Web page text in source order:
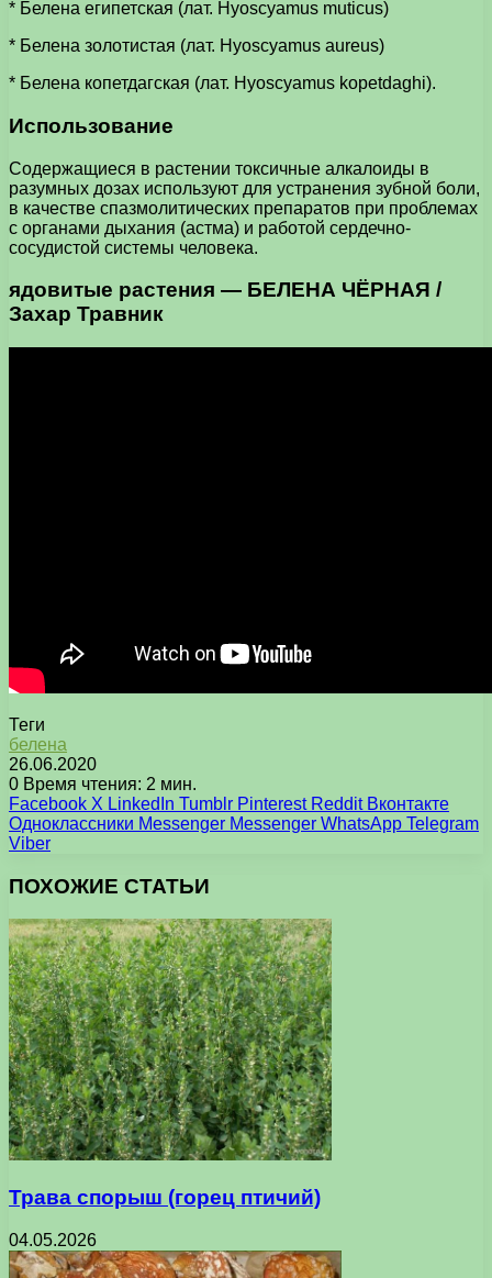
* Белена египетская (лат. Hyoscyamus muticus)
* Белена золотистая (лат. Hyoscyamus aureus)
* Белена копетдагская (лат. Hyoscyamus kopetdaghi).
Использование
Содержащиеся в растении токсичные алкалоиды в
разумных дозах используют для устранения зубной боли,
в качестве спазмолитических препаратов при проблемах
с органами дыхания (астма) и работой сердечно-
сосудистой системы человека.
ядовитые растения — БЕЛЕНА ЧЁРНАЯ /
Захар Травник
Теги
белена
26.06.2020
0 Время чтения: 2 мин.
Facebook X LinkedIn Tumblr Pinterest Reddit Вконтакте
Одноклассники Messenger Messenger WhatsApp Telegram
Viber
ПОХОЖИЕ СТАТЬИ
Трава спорыш (горец птичий)
04.05.2026